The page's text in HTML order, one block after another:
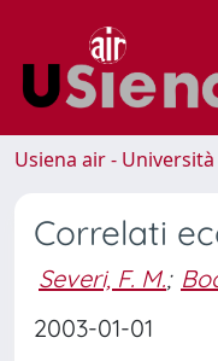
Usiena air - Università
Correlati
Severi, F. M.;
2003-01-01